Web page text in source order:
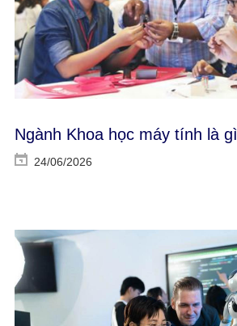
Ngành Khoa học máy tính là gì
24/06/2026